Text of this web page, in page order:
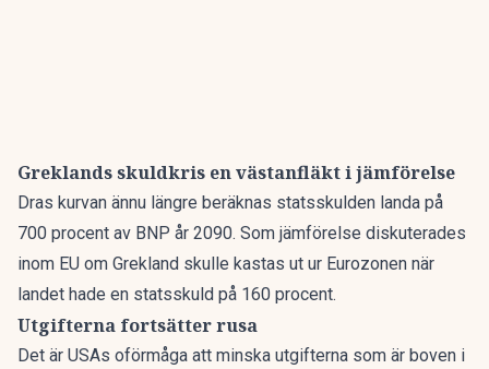
Greklands skuldkris en västanfläkt i jämförelse
Dras kurvan ännu längre beräknas statsskulden landa på
700 procent av BNP år 2090. Som jämförelse diskuterades
inom EU om Grekland skulle kastas ut ur Eurozonen när
landet hade en statsskuld på 160 procent.
Utgifterna fortsätter rusa
Det är USAs oförmåga att minska utgifterna som är boven i